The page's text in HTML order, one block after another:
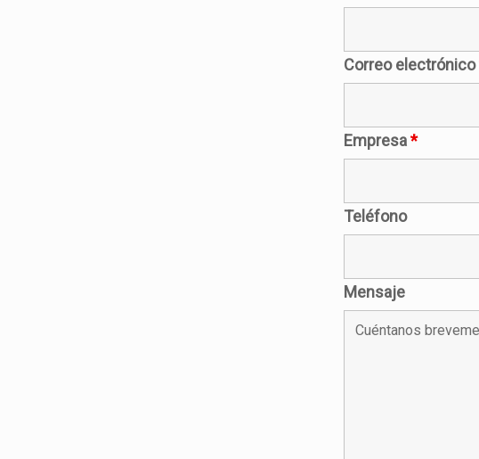
Correo electrónico
Empresa*
Teléfono
Mensaje